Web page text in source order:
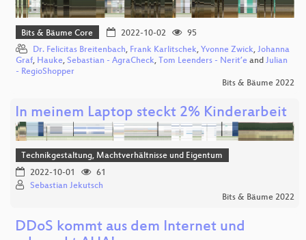
Bits & Bäume Core 2022-10-02
95
Dr. Felicitas Breitenbach, Frank Karlitschek, Yvonne Zwick, Johanna
Graf, Hauke, Sebastian - AgraCheck, Tom Leenders - Nerit’e and Julian
- RegioShopper
Bits & Bäume 2022
In meinem Laptop steckt 2% Kinderarbeit
Technikgestaltung, Machtverhältnisse und Eigentum
2022-10-01
61
Sebastian Jekutsch
Bits & Bäume 2022
DDoS kommt aus dem Internet und